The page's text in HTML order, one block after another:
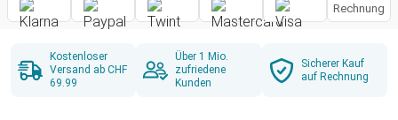
Rechnung
Kostenloser
Versand ab CHF
69.99
Über 1 Mio.
zufriedene
Kunden
Sicherer Kauf
auf Rechnung